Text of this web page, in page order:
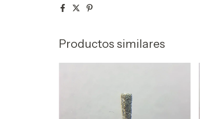
Productos similares